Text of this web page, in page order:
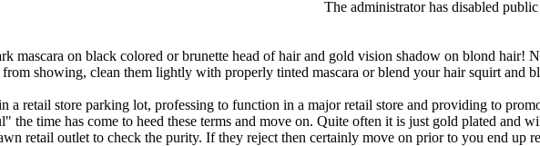
The administrator has disabled
mascara on black colored or brunette head of hair and gold vision shadow on blond hair!
showing, clean them lightly with properly tinted mascara or blend your hair squirt and
retail store parking lot, professing to function in a major retail store and providing to
time has come to heed these terms and move on. Quite often it is just gold plated and
retail outlet to check the purity. If they reject then certainly move on prior to you end up